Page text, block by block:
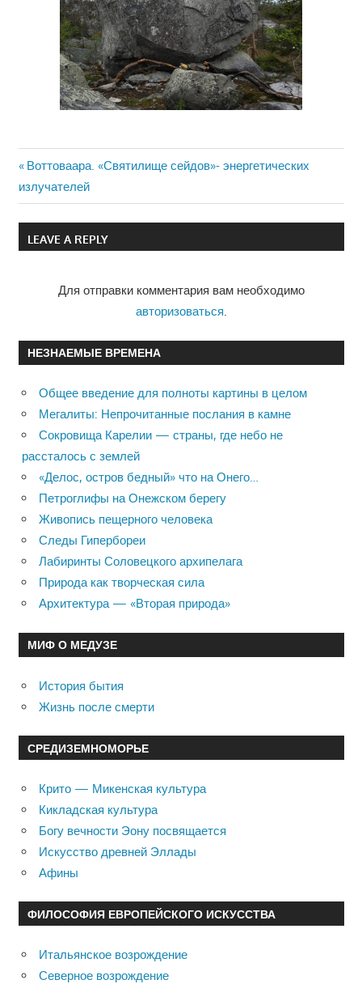
Навигация
по
записям
Previous
Post:
Воттоваара. «Святилище сейдов»- энергетических
излучателей
LEAVE A REPLY
Для отправки комментария вам необходимо
авторизоваться.
НЕЗНАЕМЫЕ ВРЕМЕНА
Общее введение для полноты картины в целом
Мегалиты: Непрочитанные послания в камне
Сокровища Карелии — страны, где небо не
рассталось с землей
«Делос, остров бедный» что на Онего…
Петроглифы на Онежском берегу
Живопись пещерного человека
Следы Гипербореи
Лабиринты Соловецкого архипелага
Природа как творческая сила
Архитектура — «Вторая природа»
МИФ О МЕДУЗЕ
История бытия
Жизнь после смерти
СРЕДИЗЕМНОМОРЬЕ
Крито — Микенская культура
Кикладская культура
Богу вечности Эону посвящается
Искусство древней Эллады
Афины
ФИЛОСОФИЯ ЕВРОПЕЙСКОГО ИСКУССТВА
Итальянское возрождение
Северное возрождение